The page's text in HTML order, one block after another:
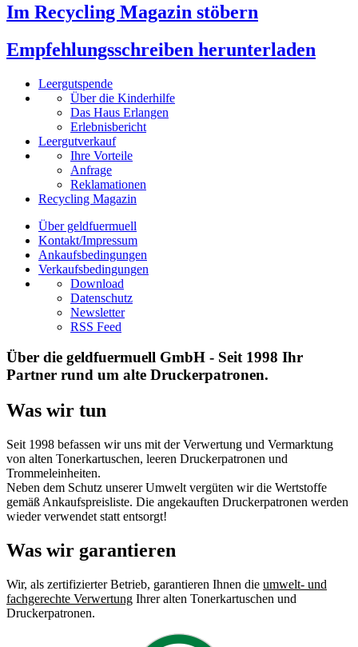
Im Recycling Magazin stöbern
Empfehlungsschreiben herunterladen
Leergutspende
Über die Kinderhilfe
Das Haus Erlangen
Erlebnisbericht
Leergutverkauf
Ihre Vorteile
Anfrage
Reklamationen
Recycling Magazin
Über geldfuermuell
Kontakt/Impressum
Ankaufsbedingungen
Verkaufsbedingungen
Download
Datenschutz
Newsletter
RSS Feed
Über die geldfuermuell GmbH - Seit 1998 Ihr
Partner rund um alte Druckerpatronen.
Was wir tun
Seit 1998 befassen wir uns mit der Verwertung und Vermarktung
von alten Tonerkartuschen, leeren Druckerpatronen und
Trommeleinheiten.
Neben dem Schutz unserer Umwelt vergüten wir die Wertstoffe
gemäß Ankaufspreisliste. Die angekauften Druckerpatronen werden
wieder verwendet statt entsorgt!
Was wir garantieren
Wir, als zertifizierter Betrieb, garantieren Ihnen die umwelt- und
fachgerechte Verwertung Ihrer alten Tonerkartuschen und
Druckerpatronen.